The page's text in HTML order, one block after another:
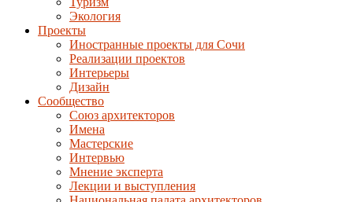
Экология
Проекты
Иностранные проекты для Сочи
Реализации проектов
Интерьеры
Дизайн
Сообщество
Союз архитекторов
Имена
Мастерские
Интервью
Мнение эксперта
Лекции и выступления